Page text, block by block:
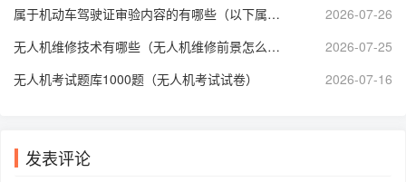
属于机动车驾驶证审验内容的有哪些（以下属于机动车驾驶证审验内容）
2026-07-26
无人机维修技术有哪些（无人机维修前景怎么样）
2026-07-25
无人机考试题库1000题（无人机考试试卷）
2026-07-16
发表评论